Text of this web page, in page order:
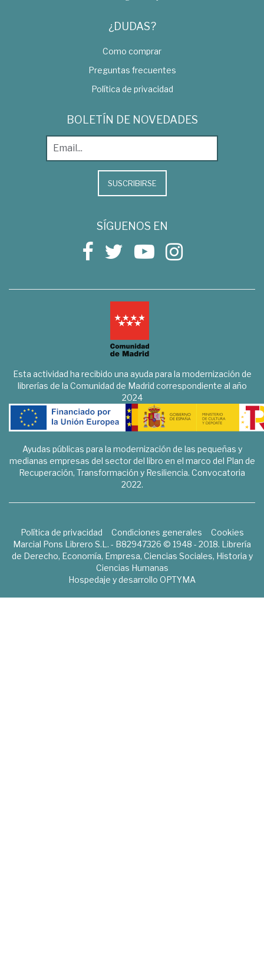
¿DUDAS?
Como comprar
Preguntas frecuentes
Política de privacidad
BOLETÍN DE NOVEDADES
SUSCRIBIRSE
SÍGUENOS EN
Esta actividad ha recibido una ayuda para la modernización de
librerías de la Comunidad de Madrid correspondiente al año
2024
Ayudas públicas para la modernización de las pequeñas y
medianas empresas del sector del libro en el marco del Plan de
Recuperación, Transformación y Resiliencia. Convocatoria
2022.
Política de privacidad Condiciones generales
Cookies
Marcial Pons Librero S.L. - B82947326 © 1948 - 2018. Librería
de Derecho, Economía, Empresa, Ciencias Sociales, Historia y
Ciencias Humanas
Hospedaje y desarrollo OPTYMA